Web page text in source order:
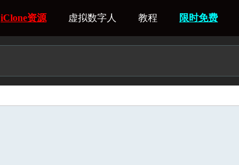
iClone资源 虚拟数字人 教程 限时免费